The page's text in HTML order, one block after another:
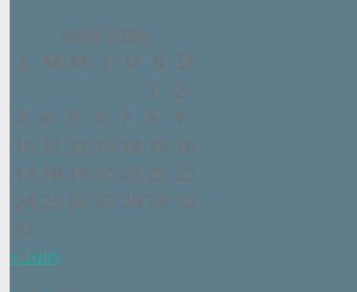
août 2026
L
M M J V S
D
1
2
3
4 5 6 7 8
9
10 11 12 13 14 15 16
17 18 19 20 21 22 23
24 25 26 27 28 29 30
31
« Juin